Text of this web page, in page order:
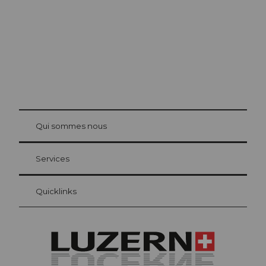
Carte d’hôte Lucerne
Vos avantages en tant qu'hôte pour la nuit
at Bre
Qui sommes nous
Services
Quicklinks